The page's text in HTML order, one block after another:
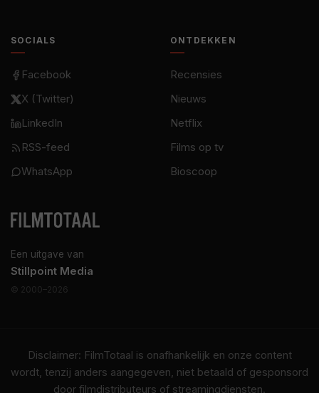
Een uitgave van
Stillpoint Media
© 2000–2026
SOCIALS
Facebook
X (Twitter)
LinkedIn
RSS-feed
WhatsApp
ONTDEKKEN
Recensies
Nieuws
Netflix
Films op tv
Bioscoop
Disclaimer: FilmTotaal is onafhankelijk en onze content
wordt, tenzij anders aangegeven, niet betaald of gesponsord
door filmdistributeurs of streamingdiensten.